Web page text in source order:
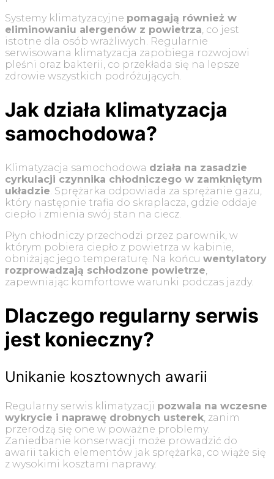
Systemy klimatyzacyjne pomagają również w
eliminowaniu alergenów z powietrza, co jest
istotne dla osób wrażliwych. Regularnie
serwisowana klimatyzacja zapobiega rozwojowi
pleśni oraz bakterii, co przekłada się na lepsze
zdrowie wszystkich podróżujących.
Jak działa klimatyzacja
samochodowa?
Klimatyzacja samochodowa działa na zasadzie
cyrkulacji czynnika chłodniczego w zamkniętym
układzie. Sprężarka odpowiada za sprężanie gazu,
który następnie trafia do skraplacza, gdzie oddaje
ciepło i zmienia swój stan na ciecz.
Płyn chłodniczy przechodzi przez parownik, w
którym pobiera ciepło z powietrza w kabinie,
obniżając jego temperaturę. Na końcu wentylatory
rozprowadzają schłodzone powietrze,
zapewniając komfortowe warunki podczas jazdy.
Dlaczego regularny serwis
jest konieczny?
Unikanie kosztownych awarii
Regularny serwis klimatyzacji pozwala na wczesne
wykrycie i naprawę drobnych usterek, zanim
przerodzą się one w poważne problemy.
Zaniedbanie konserwacji może prowadzić do
awarii takich elementów jak sprężarka, co wiąże się
z wysokimi kosztami naprawy.